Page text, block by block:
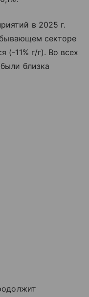
в 2025 г.
секторе
(-11% г/г). Во всех
близка